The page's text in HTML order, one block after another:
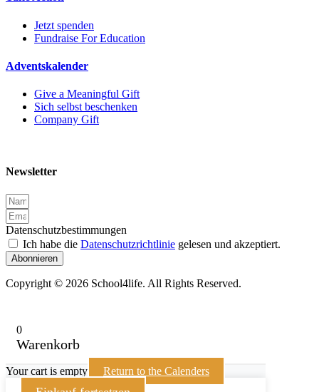
Jetzt spenden
Fundraise For Education
Adventskalender
Give a Meaningful Gift
Sich selbst beschenken
Company Gift
Newsletter
Datenschutzbestimmungen
Ich habe die Datenschutzrichtlinie gelesen und akzeptiert.
Abonnieren
Copyright © 2026 School4life. All Rights Reserved.
0
Warenkorb
Your cart is empty Return to the Calenders